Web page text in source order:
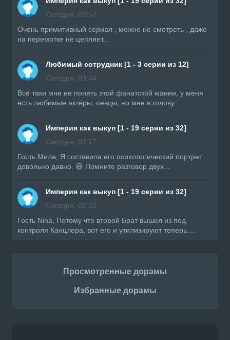
Сегодня, 03:57
Очень примитивный сериал , можно не смотреть , даже
на перемотке не цепляет...
Любимый сотрудник [1 - 3 серии из 12]
Сегодня, 03:44
Всë таки мне не понять этой фанатской мании, у меня
есть любимые актёры, певцы, но мне в голову...
Империя как выкуп [1 - 19 серии из 32]
Сегодня, 03:17
Гость Мила, Я составила его психологический портрет
довольно давно. 😃 Помните разговор двух...
Империя как выкуп [1 - 19 серии из 32]
Сегодня, 02:32
Гость Nina, Потому что второй Брат вышел из под
контроля Канцлера, вот его и утилизируют теперь....
Просмотренные дорамы
Избранные дорамы